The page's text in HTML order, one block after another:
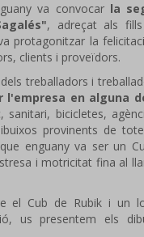
va convocar la
, adreçat als
protagonitzar la
clients i proveïdors.
treballadors i
en alguna
sanitari, bicicletes,
provinents de
enguany va ser un
i motricitat fina al
el Cub de Rubik i un
us presentem els